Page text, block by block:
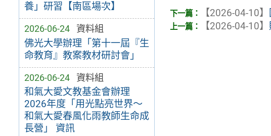
養」研習【南區場次】
2026-06-24 資料組
佛光大學辦理「第十一屆『生
命教育』教案教材研討會」
2026-06-24 資料組
和氣大愛文教基金會辦理
2026年度「用光點亮世界～
和氣大愛春風化雨教師生命成
長營」 資訊
【2026-04-10】
【2026-04-10】